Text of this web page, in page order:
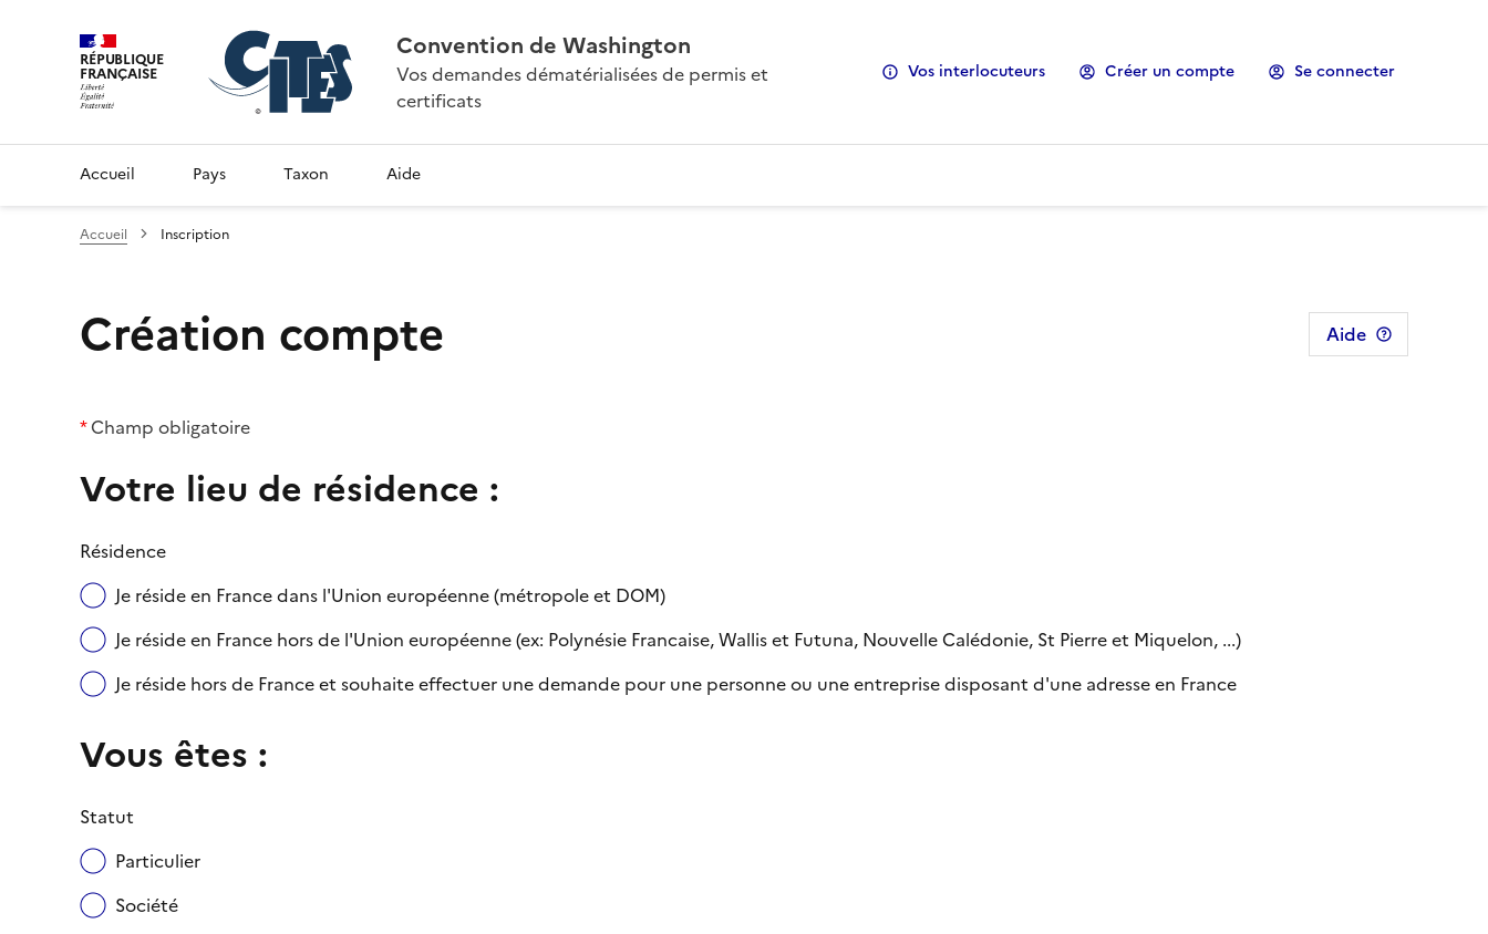
RÉPUBLIQUE
FRANÇAISE
Convention de Washington
Vos demandes dématérialisées de permis et
certificats
Vos interlocuteurs Créer un compte Se connecter
Accueil Pays Taxon Aide
Accueil Inscription
Création compte Aide
*Champ obligatoire
Votre lieu de résidence :
Résidence
Je réside en France dans l'Union européenne (métropole et DOM)
Je réside en France hors de l'Union européenne (ex: Polynésie Francaise, Wallis et Futuna, Nouvelle Calédonie, St Pierre et Miquelon, ...)
Je réside hors de France et souhaite effectuer une demande pour une personne ou une entreprise disposant d'une adresse en France
Vous êtes :
Statut
Particulier
Société